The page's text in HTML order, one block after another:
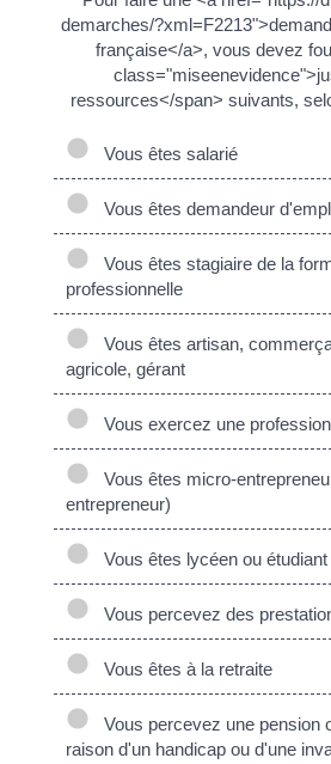
demarches/
française</a>, vous devez
ressources</span> suivants,
Vous êtes salarié
Vous êtes demandeur
Vous êtes stagiaire de la
professionnelle
Vous êtes artisan,
agricole, gérant
Vous exercez une
Vous êtes micro-
entrepreneur)
Vous êtes lycéen ou étudiant
Vous percevez des
Vous êtes à la retraite
Vous percevez une pension
raison d'un handicap ou d'une